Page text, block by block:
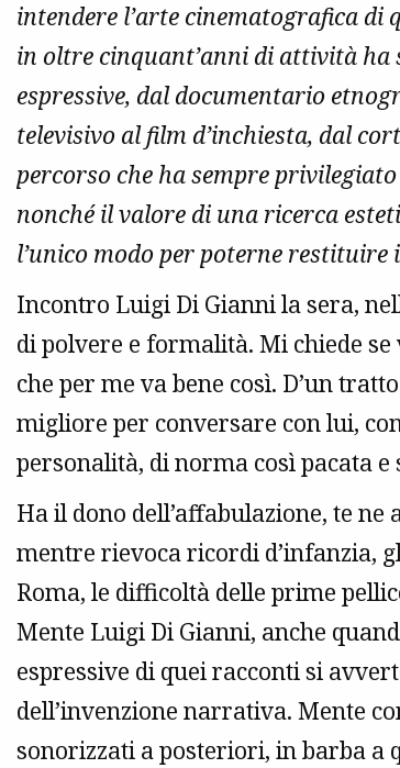
intendere l’arte cinematografica di
in oltre cinquant’anni di attività
espressive, dal documentario
televisivo al film d’inchiesta, dal
percorso che ha sempre
nonché il valore di una ricerca
l’unico modo per poterne restituire
Incontro Luigi Di Gianni la sera,
di polvere e formalità. Mi chiede
che per me va bene così. D’un
migliore per conversare con lui,
personalità, di norma così pacata
Ha il dono dell’affabulazione, te
mentre rievoca ricordi d’infanzia,
Roma, le difficoltà delle prime
Mente Luigi Di Gianni, anche
espressive di quei racconti si
dell’invenzione narrativa. Mente
sonorizzati a posteriori, in barba a